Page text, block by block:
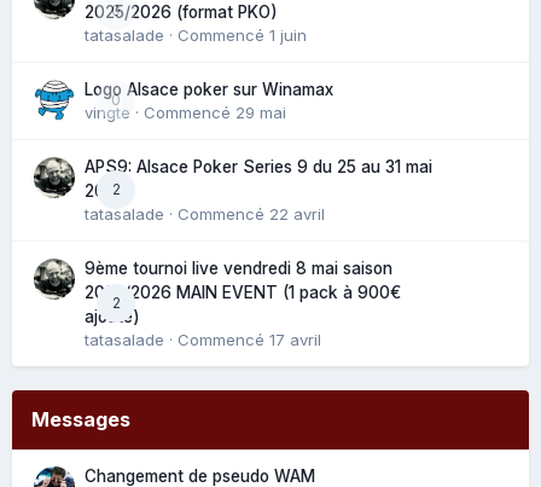
0
2025/2026 (format PKO)
tatasalade · Commencé 1 juin
0
Logo Alsace poker sur Winamax
vingte · Commencé 29 mai
2
APS9: Alsace Poker Series 9 du 25 au 31 mai
2025
tatasalade · Commencé 22 avril
2
9ème tournoi live vendredi 8 mai saison
2025/2026 MAIN EVENT (1 pack à 900€
ajouté)
tatasalade · Commencé 17 avril
Messages
Changement de pseudo WAM